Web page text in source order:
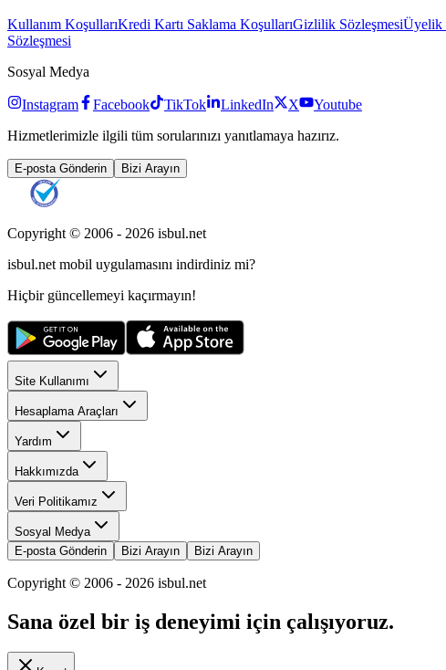
Kullanım KoşullarıKredi Kartı Saklama KoşullarıGizlilik SözleşmesiÜyelik
Sözleşmesi
Sosyal Medya
Instagram Facebook TikTok LinkedIn X
Youtube
Hizmetlerimizle ilgili tüm sorularınızı yanıtlamaya hazırız.
E-posta Gönderin Bizi Arayın
Copyright © 2006 - 2026 isbul.net
isbul.net mobil uygulamasını indirdiniz mi?
Hiçbir güncellemeyi kaçırmayın!
Site Kullanımı
Hesaplama Araçları
Yardım
Hakkımızda
Veri Politikamız
Sosyal Medya
E-posta Gönderin
Bizi Arayın Bizi Arayın
Copyright © 2006 - 2026 isbul.net
Sana özel bir iş deneyimi için çalışıyoruz.